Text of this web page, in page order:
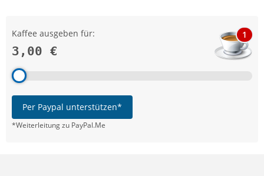
Kaffee ausgeben für:
3,00 €
1
Per Paypal unterstützen*
*Weiterleitung zu PayPal.Me